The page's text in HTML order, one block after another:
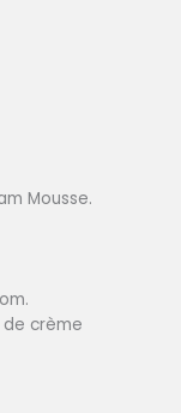
Mousse.
crème